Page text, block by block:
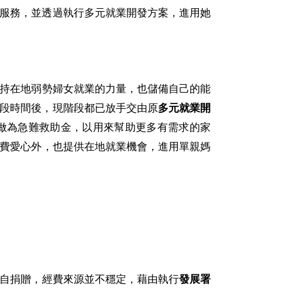
務，並透過執行多元就業開發方案，進用她
在地弱勢婦女就業的力量，也儲備自己的能
時間後，現階段都已放手交由原多元就業開
急難救助金，以用來幫助更多有需求的家
愛心外，也提供在地就業機會，進用單親媽
捐贈，經費來源並不穩定，藉由執行發展署